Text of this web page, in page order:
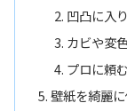
凹凸に入
カビや変
プロに頼
壁紙を綺麗